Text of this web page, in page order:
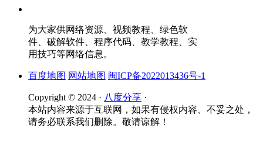
为大家供网络资源、视频教程、绿色软
件、破解软件、程序代码、教学教程、实
用技巧等网络信息。
百度地图 网站地图 闽ICP备2022013436号-1
Copyright © 2024 · 八度分享 ·
本站内容来源于互联网，如果有侵权内容、不妥之处，
请务必联系我们删除。敬请谅解！